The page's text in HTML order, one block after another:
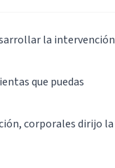
la intervención
que puedas
corporales dirijo la